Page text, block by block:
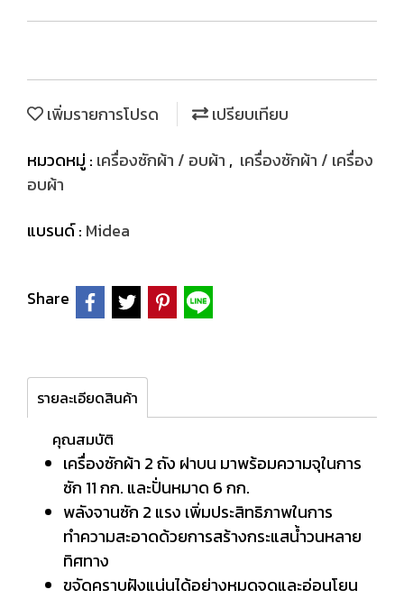
เพิ่มรายการโปรด
เปรียบเทียบ
หมวดหมู่ : เครื่องซักผ้า / อบผ้า , เครื่องซักผ้า / เครื่อง
อบผ้า
แบรนด์ : Midea
Share
รายละเอียดสินค้า
คุณสมบัติ
เครื่องซักผ้า 2 ถัง ฝาบน มาพร้อมความจุในการ
ซัก 11 กก. และปั่นหมาด 6 กก.
พลังจานซัก 2 แรง เพิ่มประสิทธิภาพในการ
ทำความสะอาดด้วยการสร้างกระแสน้ำวนหลาย
ทิศทาง
ขจัดคราบฝังแน่นได้อย่างหมดจดและอ่อนโยน